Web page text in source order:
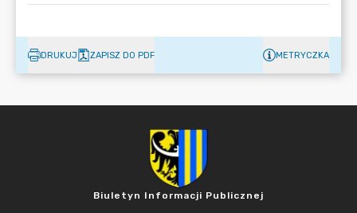
DRUKUJ ZAPISZ DO PDF METRYCZKA
Biuletyn Informacji Publicznej